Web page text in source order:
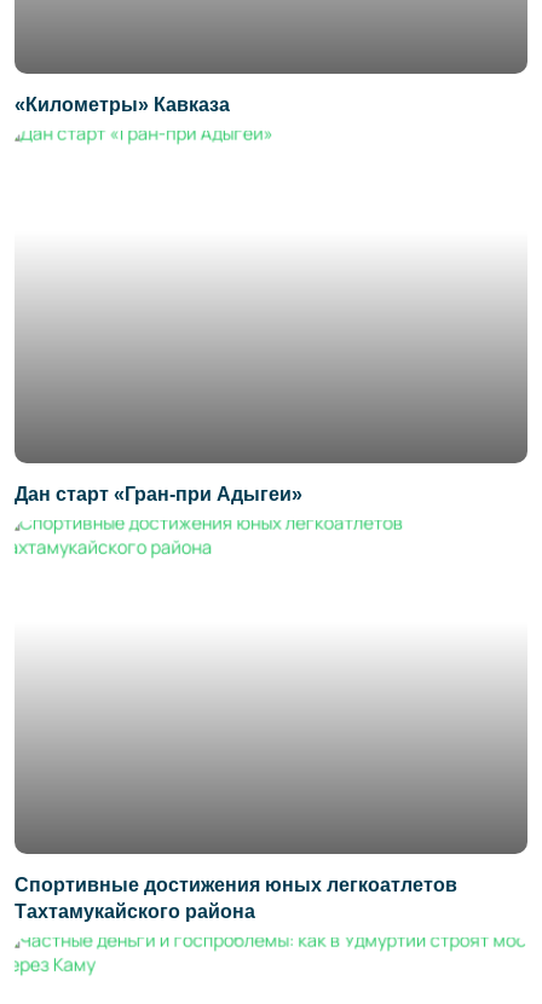
«Километры» Кавказа
Дан старт «Гран-при Адыгеи»
Спортивные достижения юных легкоатлетов
Тахтамукайского района